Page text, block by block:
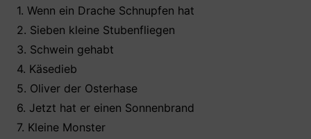
1. Wenn ein Drache Schnupfen hat
2. Sieben kleine Stubenfliegen
3. Schwein gehabt
4. Käsedieb
5. Oliver der Osterhase
6. Jetzt hat er einen Sonnenbrand
7. Kleine Monster